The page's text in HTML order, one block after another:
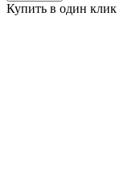
Купить в один клик